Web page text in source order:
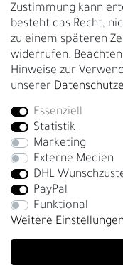
Garantie
GESCHÄFTSKUNDEN
B2B Geschäftskunden
Bei Fragen wenden Sie
Montag - Freitag, 09:00 -
Gürtelmanufaktur
Zustimmung kann
besteht das Recht,
zu einem späteren
widerrufen.
Hinweise zur
unserer
Essenziell
Statistik
Marketing
Externe Medien
DHL
PayPal
Funktional
Weitere Einstellungen